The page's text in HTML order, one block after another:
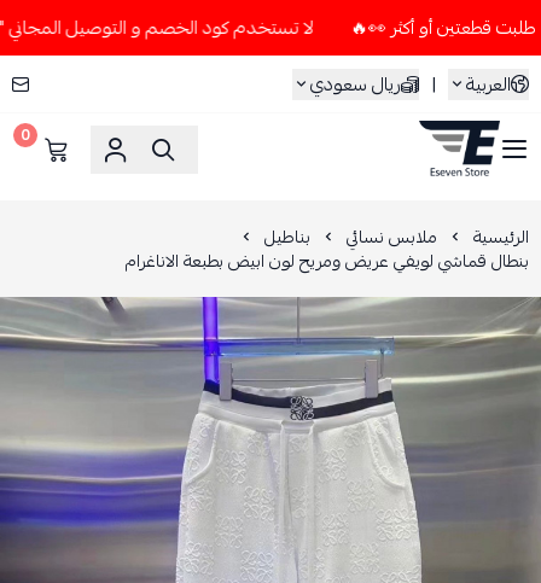
لا تستخدم كود الخصم و التوصيل المجاني " N7 " إلا إذا طلبت قطعتين أو أكثر 👀🔥
العربية
| ريال سعودي
ESEVEN STORE
0
الرئيسية ملابس نسائي بناطيل
بنطال قماشي لويفي عريض ومريح لون ابيض بطبعة الاناغرام